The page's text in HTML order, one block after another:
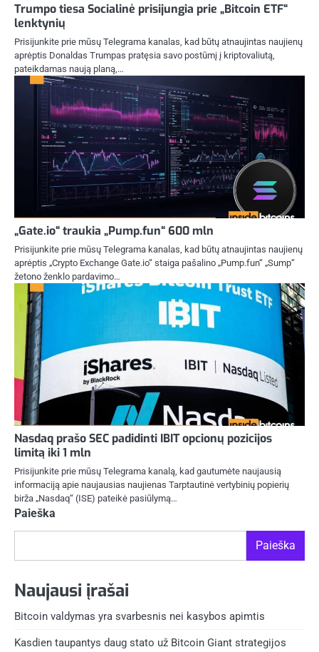
Trumpo tiesa Socialinė prisijungia prie „Bitcoin ETF“
lenktynių
Prisijunkite prie mūsų Telegrama kanalas, kad būtų atnaujintas naujienų
aprėptis Donaldas Trumpas pratęsia savo postūmį į kriptovaliutą,
pateikdamas naują planą,…
„Gate.io“ traukia „Pump.fun“ 600 mln
Prisijunkite prie mūsų Telegrama kanalas, kad būtų atnaujintas naujienų
aprėptis „Crypto Exchange Gate.io“ staiga pašalino „Pump.fun“ „Sump“
žetono ženklo pardavimo…
Nasdaq prašo SEC padidinti IBIT opcionų pozicijos
limitą iki 1 mln
Prisijunkite prie mūsų Telegrama kanalą, kad gautumėte naujausią
informaciją apie naujausias naujienas Tarptautinė vertybinių popierių
birža „Nasdaq“ (ISE) pateikė pasiūlymą…
Paieška
Paieška
Naujausi įrašai
Bitcoin valdymas yra svarbesnis nei kasybos apimtis
Kasdien taupantys daug stato už Bitcoin Giant strategijos